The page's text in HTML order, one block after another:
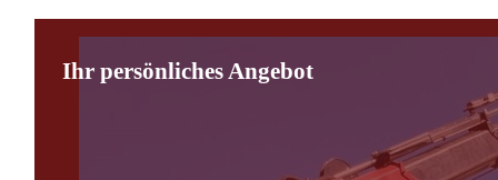
Ihr persönliches Angebot